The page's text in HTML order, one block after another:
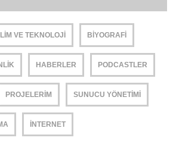
VE TEKNOLOJI BIYOGRAFI
HABERLER PODCASTLER
PROJELERIM SUNUCU YÖNETIMI
İNTERNET